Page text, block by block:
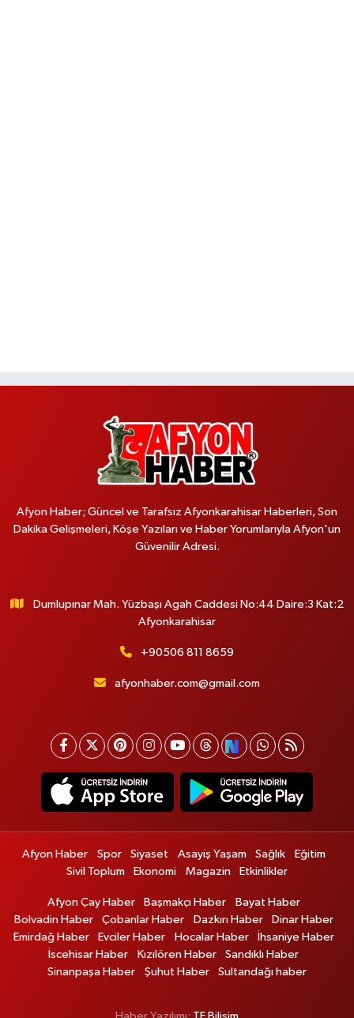
Afyon Haber; Güncel ve Tarafsız Afyonkarahisar Haberleri, Son
Dakika Gelişmeleri, Köşe Yazıları ve Haber Yorumlarıyla Afyon'un
Güvenilir Adresi.
Dumlupınar Mah. Yüzbaşı Agah Caddesi No:44 Daire:3 Kat:2
Afyonkarahisar
+90506 811 8659
afyonhaber.com@gmail.com
Afyon Haber Spor Siyaset Asayiş Yaşam Sağlık
Eğitim
Sivil Toplum
Ekonomi Magazin Etkinlikler
Afyon Çay Haber Başmakçı Haber
Bayat Haber
Bolvadin Haber
Çobanlar Haber Dazkırı Haber
Dinar Haber
Emirdağ Haber
Evciler Haber Hocalar Haber
İhsaniye Haber
İscehisar Haber
Kızılören Haber
Sandıklı Haber
Sinanpaşa Haber
Şuhut Haber Sultandağı haber